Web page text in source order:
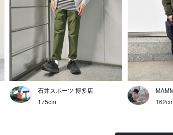
石井スポーツ 博多店
175cm